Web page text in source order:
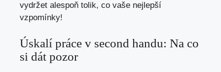
vydržet alespoň tolik, co vaše nejlepší
vzpomínky!
Úskalí práce v second handu: Na co
si dát pozor